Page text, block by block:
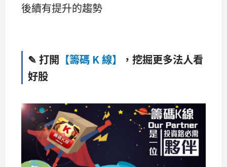
後續有提升的趨勢
✎ 打開 【籌碼 K 線】
，挖掘更多法人看
好股